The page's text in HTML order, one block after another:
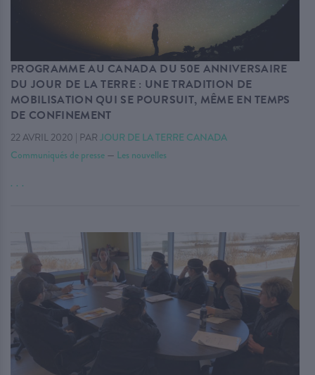
PROGRAMME AU CANADA DU 50E ANNIVERSAIRE
DU JOUR DE LA TERRE : UNE TRADITION DE
MOBILISATION QUI SE POURSUIT, MÊME EN TEMPS
DE CONFINEMENT
22 AVRIL 2020 | PAR JOUR DE LA TERRE CANADA
Communiqués de presse — Les nouvelles
. . .